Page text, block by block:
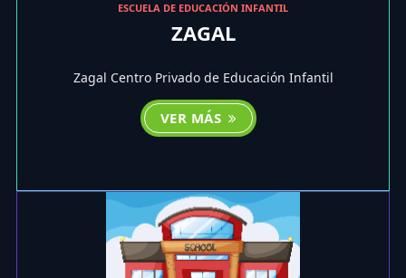
ESCUELA DE EDUCACIÓN INFANTIL
ZAGAL
Zagal Centro Privado de Educación Infantil
VER MÁS